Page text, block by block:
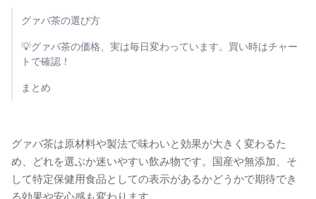
グァバ茶の選び方
💡グァバ茶の価格、実は毎日変わっています。買い時はチャー
トで確認！
まとめ
グァバ茶は原材料や製法で味わいと効果が大きく変わるた
め、どれを選ぶか迷いやすい飲み物です。国産や無添加、そ
して特定保健用食品としての表示があるかどうかで期待でき